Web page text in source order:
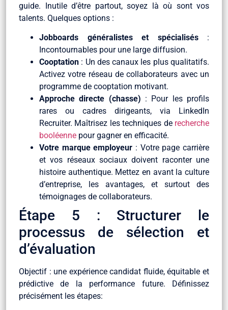
guide. Inutile d’être partout, soyez là où sont vos
talents. Quelques options :
Jobboards généralistes et spécialisés:
Incontournables pour une large diffusion.
Cooptation : Un des canaux les plus qualitatifs.
Activez votre réseau de collaborateurs avec un
programme de cooptation motivant.
Approche directe (chasse) : Pour les profils
rares ou cadres dirigeants, via LinkedIn
Recruiter. Maîtrisez les techniques de recherche
booléenne pour gagner en efficacité.
Votre marque employeur : Votre page carrière
et vos réseaux sociaux doivent raconter une
histoire authentique. Mettez en avant la culture
d’entreprise, les avantages, et surtout des
témoignages de collaborateurs.
Étape 5 : Structurer le
processus de sélection et
d’évaluation
Objectif : une expérience candidat fluide, équitable et
prédictive de la performance future. Définissez
précisément les étapes: